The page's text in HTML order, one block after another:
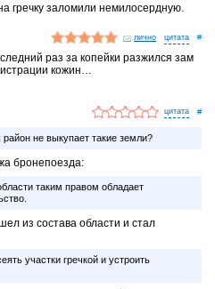
гречку заломили немилосердную.
лично #
раз за копейки разжился зам
кожин…
#
не выкупает такие земли?
бронепоезда:
таким правом обладает
из состава области и стал
участки гречкой и устроить